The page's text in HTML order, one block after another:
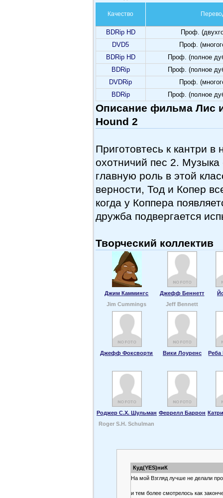
Качество
BDRip HD
Проф.
DVD5
Проф.
BDRip HD
Проф. (полное
BDRip
Проф. (полное
DVDRip
Проф.
BDRip
Проф. (полное
Описание фильма Лис
Hound 2
Приготовтесь к кантри
охотничий пес 2. Музыка
главную роль в этой
верности, Тод и Копер
когда у Коппера
дружба подвергается
Творческий коллектив
Джим Каммингс Джефф Беннетт
Jim Cummings
Jeff Bennett
Джефф Фоксворти Вики Лоуренс Реба
Роджер С.Х. Шульман Феррелл Баррон
Roger S.H. Schulman
Куд(YES)ниК
На мой Взгляд лучше не делали
и тем более смотрелось как